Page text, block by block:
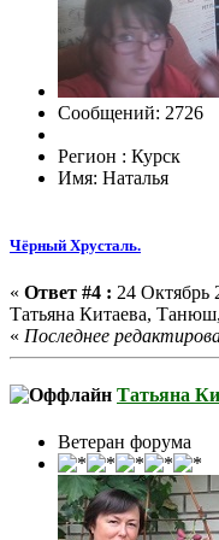
Сообщений: 2726
Регион : Курск
Имя: Наталья
Чёрный Хрусталь.
« Ответ #4 : 24 Октябрь
Татьяна Китаева,
« Последнее
Татьяна
Ветеран форума